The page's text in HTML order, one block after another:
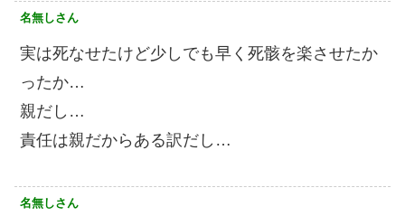
名無しさん
実は死なせたけど少しでも早く死骸を楽させたか
ったか…
親だし…
責任は親だからある訳だし…
名無しさん